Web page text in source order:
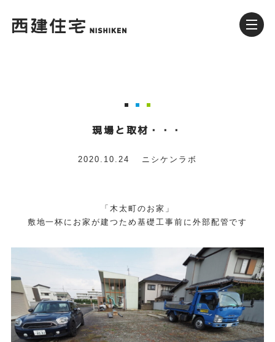
現場と取材・・・
2020.10.24 ニシケンラボ
「木太町のお家」
敷地一杯にお家が建つため基礎工事前に外部配管です